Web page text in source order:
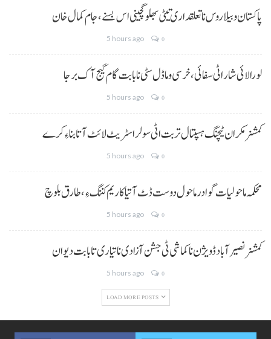
پاکستان و بیلاروس نا تعلقداری تیٹی بھلو گچینی اس بسنے، جام کمال خان
5 hours ago 0
لورالائی شار اٹی سفائی، خرسی و ماڈل سٹی نا بابت گام گیج آک برجا
5 hours ago 0
کمشنر مکران ٹیچنگ ہسپتال تربت اٹی سولر اسٹریٹ لائٹ آتا بناءِ کرے
5 hours ago 0
محکمہ ماحولیات گوادر ماحول دوست ڈٹ آتیا کاریم کننگ ءِ، طارق بلوچ
5 hours ago 0
کمشنر نصیر آباد ڈویژن نا کماشی ٹی جشن آزادی نا تیاری تا بابت دیوان
5 hours ago 0
LOAD MORE POSTS